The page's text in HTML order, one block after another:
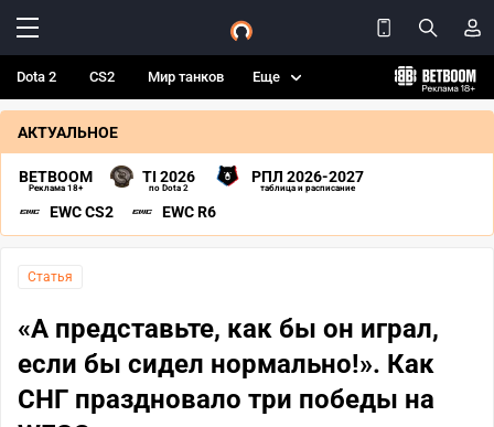
Dota 2 CS2 Мир танков Еще
АКТУАЛЬНОЕ
BETBOOM
Реклама 18+
TI 2026
по Dota 2
РПЛ 2026-2027
таблица и расписание
EWC CS2 EWC R6
Статья
«А представьте, как бы он играл,
если бы сидел нормально!». Как
СНГ праздновало три победы на